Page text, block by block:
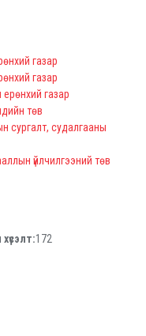
газар
газар
газар
төв
сургалт, судалгааны
үйлчилгээний төв
172